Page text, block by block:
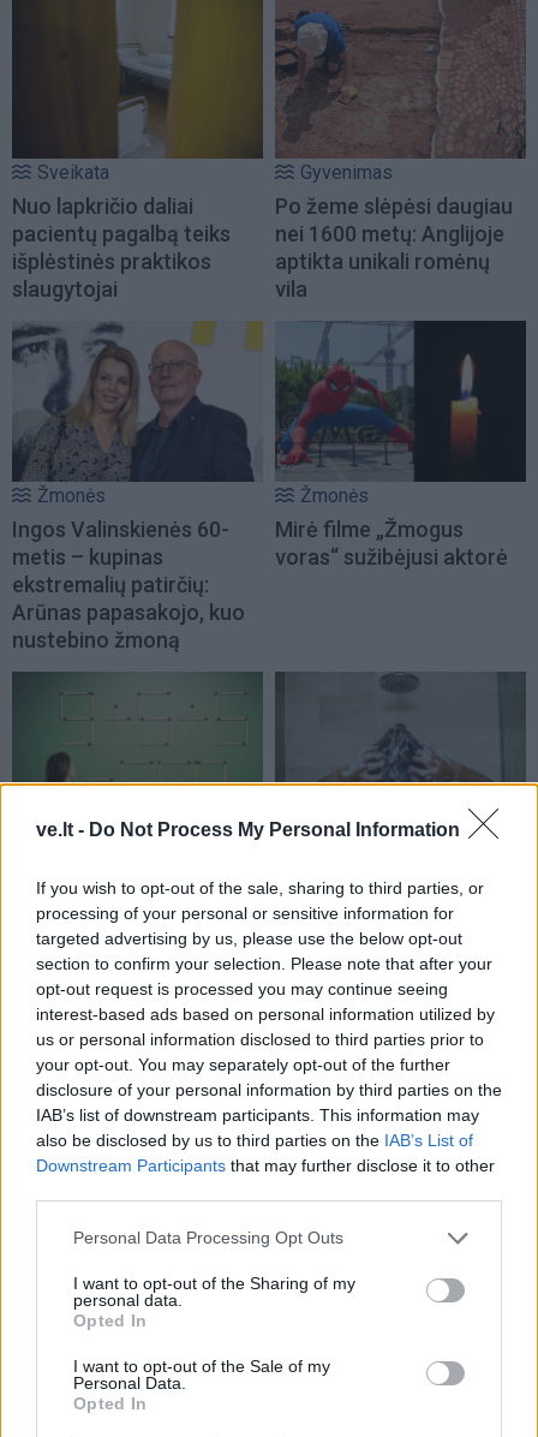
ve.lt - Do Not Process My Personal Information
If you wish to opt-out of the sale, sharing to third parties, or
processing of your personal or sensitive information for
targeted advertising by us, please use the below opt-out
section to confirm your selection. Please note that after your
opt-out request is processed you may continue seeing
interest-based ads based on personal information utilized by
us or personal information disclosed to third parties prior to
your opt-out. You may separately opt-out of the further
disclosure of your personal information by third parties on the
IAB’s list of downstream participants. This information may
also be disclosed by us to third parties on the IAB’s List of
Downstream Participants that may further disclose it to other
Personal Data Processing Opt Outs
I want to opt-out of the Sharing of my
personal data.
Opted In
I want to opt-out of the Sale of my
Personal Data.
Opted In
Sveikata
Nuo lapkričio daliai
pacientų pagalbą teiks
išplėstinės praktikos
slaugytojai
Gyvenimas
Po žeme slėpėsi daugiau
nei 1600 metų: Anglijoje
aptikta unikali romėnų
vila
Žmonės
Ingos Valinskienės 60-
metis – kupinas
ekstremalių patirčių:
Arūnas papasakojo, kuo
nustebino žmoną
Žmonės
Mirė filme „Žmogus
voras“ sužibėjusi aktorė
Ar jums pakaks
išradingumo teisingai
išspręsti matematinį
galvosūkį, panaudojant
tik vieną degtuką?
Plaukai mažiau
riebaluosis: į šampūną
tereikia įberti vieną
ingredientą
NAUJI